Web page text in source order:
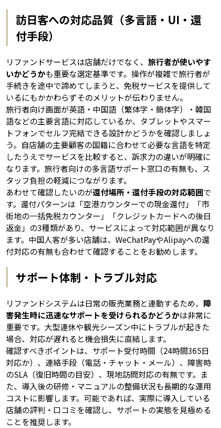
訪日客への対応品質（多言語・UI・還
付手段）
リファンドサービスは店舗だけでなく、 旅行者が使いやす
いかどうかも重要な選定基準です。操作が複雑で旅行者が
手続きを途中で諦めてしまうと、免税サービスを提供して
いるにもかかわらずそのメリットが伝わりません。
旅行者向け画面が英語・中国語（繁体字・簡体字）・韓国
語などの主要言語に対応しているか、タブレットやスマー
トフォンでセルフ完結できる設計かどうかを確認しましょ
う。自店舗の主要顧客の国籍に合わせて必要な言語を特定
したうえでサービスを比較すると、訴求力の違いが明確に
なります。旅行者向けの多言語サポート窓口の有無も、ス
タッフ負担の軽減につながります。
あわせて確認したいのが還付場所・還付手段の対応範囲で
す。還付パターンは「空港カウンターでの現金還付」「市
街地の一括免税カウンター」「クレジットカードへの後日
返金」の3種類があり、サービスによって対応範囲が異なり
ます。中国人客が多い店舗は、WeChatPayやAlipayへの還
付対応の有無も合わせて確認することをお勧めします。
サポート体制・トラブル対応
リファンドシステムは日常の販売業務と連動するため、 障
害発生時に迅速なサポートを受けられるかどうかは非常に
重要です。大型連休や観光シーズン中にトラブルが起きた
場合、対応が遅れると機会損失に直結します。
確認すべきポイントは、サポート受付時間（24時間365日
対応か）、連絡手段（電話・チャット・メール）、障害時
のSLA（復旧時間の目安）、現地訪問対応の有無です。ま
た、導入後の研修・マニュアルの整備状況も長期的な運用
コストに影響します。可能であれば、実際に導入している
店舗の評判・口コミを確認し、サポートの実態を見極める
ことを推奨します。